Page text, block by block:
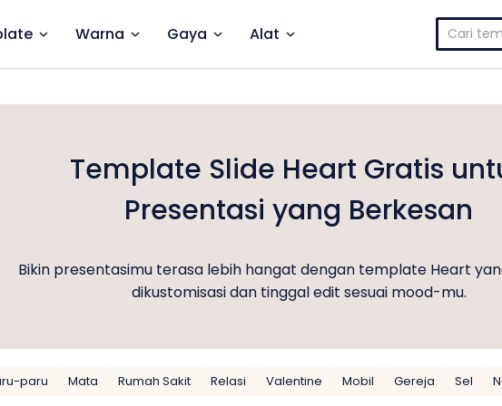
Warna Gaya Alat
Cari
untuk:
Template Slide Heart Gratis
Presentasi yang Berkesan
Bikin presentasimu terasa lebih hangat dengan template Heart
dikustomisasi dan tinggal edit sesuai mood-mu.
paru Mata Rumah Sakit Relasi Valentine Mobil Gereja Sel